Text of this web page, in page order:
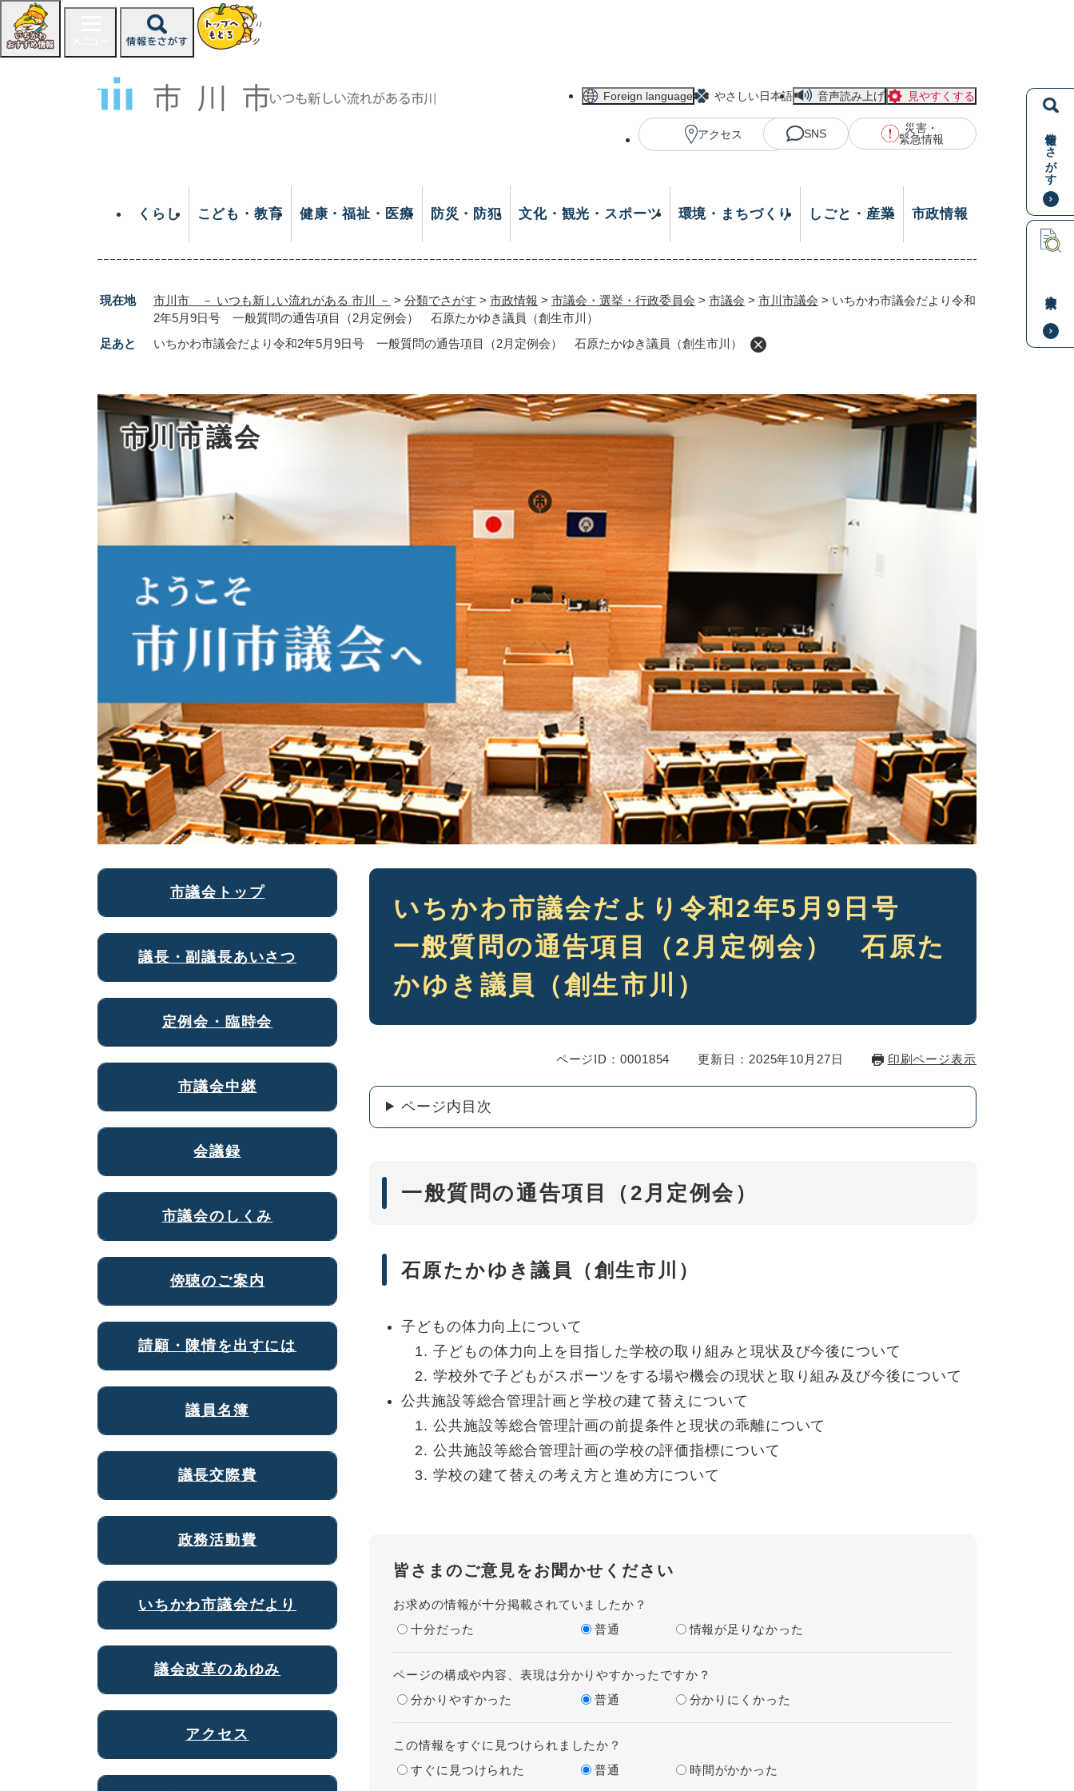
ジ
情報をさがす
Foreign language やさしい日本語 音声読み上げ 見やすくする
アクセス SNS
災害・
緊急情報
くらし こども・教育 健康・福祉・医療 防災・防犯 文化・観光・スポーツ 環境・まちづくり しごと・産業 市政情報
現在地 市川市 － いつも新しい流れがある 市川 － > 分類でさがす > 市政情報 > 市議会・選挙・行政委員会 > 市議会 > 市川市議会 > いちかわ市議会だより令和
2年5月9日号 一般質問の通告項目（2月定例会） 石原たかゆき議員（創生市川）
足あと
いちかわ市議会だより令和2年5月9日号 一般質問の通告項目（2月定例会） 石原たかゆき議員（創生市川）
市川市議会
本
いちかわ市議会だより令和2年5月9日号
一般質問の通告項目（2月定例会） 石原た
かゆき議員（創生市川）
ページID：0001854 更新日：2025年10月27日 印刷ページ表示
ページ内目次
一般質問の通告項目（2月定例会）
石原たかゆき議員（創生市川）
子どもの体力向上について
子どもの体力向上を目指した学校の取り組みと現状及び今後について
学校外で子どもがスポーツをする場や機会の現状と取り組み及び今後について
公共施設等総合管理計画と学校の建て替えについて
公共施設等総合管理計画の前提条件と現状の乖離について
公共施設等総合管理計画の学校の評価指標について
学校の建て替えの考え方と進め方について
皆さまのご意見をお聞かせください
お求めの情報が十分掲載されていましたか？
十分だった
普通 情報が足りなかった
ページの構成や内容、表現は分かりやすかったですか？
分かりやすかった
普通 分かりにくかった
この情報をすぐに見つけられましたか？
すぐに見つけられた
普通 時間がかかった
市議会トップ
議長・副議長あいさつ
定例会・臨時会
市議会中継
会議録
市議会のしくみ
傍聴のご案内
請願・陳情を出すには
議員名簿
議長交際費
政務活動費
いちかわ市議会だより
議会改革のあゆみ
アクセス